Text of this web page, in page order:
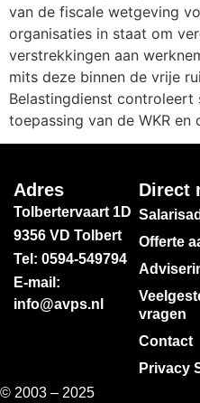
van de fiscale wetgeving
organisaties in staat om
verstrekkingen aan
mits deze binnen de vrije
Belastingdienst
toepassing van de WKR en
Adres
Tolbertervaart 1D
9356 VD Tolbert
Tel: 0594-549794
E-mail:
info@avps.nl
Direct
Offerte
vragen
Contact
Privacy
© 2003 – 2025